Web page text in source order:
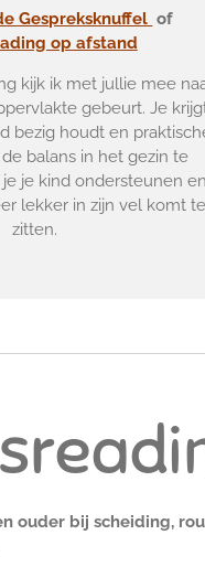
Gespreksknuffel of
op afstand
kijk ik met jullie mee
gebeurt. Je
bezig houdt en
balans in het gezin te
je kind ondersteunen en
lekker in zijn vel komt te
zitten.
ouder bij scheiding,